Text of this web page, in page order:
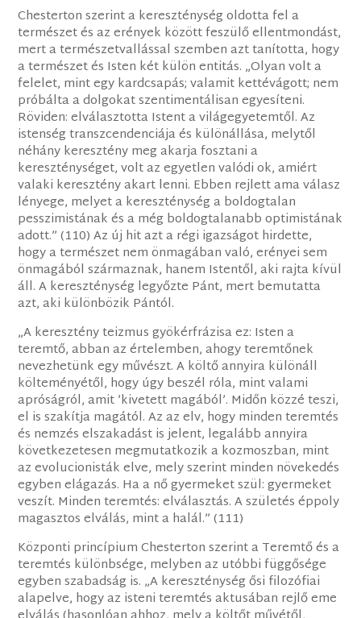
Chesterton szerint a kereszténység oldotta fel a
természet és az erények között feszülő ellentmondást,
mert a természetvallással szemben azt tanította, hogy
a természet és Isten két külön entitás. „Olyan volt a
felelet, mint egy kardcsapás; valamit kettévágott; nem
próbálta a dolgokat szentimentálisan egyesíteni.
Röviden: elválasztotta Istent a világegyetemtől. Az
istenség transzcendenciája és különállása, melytől
néhány keresztény meg akarja fosztani a
kereszténységet, volt az egyetlen valódi ok, amiért
valaki keresztény akart lenni. Ebben rejlett ama válasz
lényege, melyet a kereszténység a boldogtalan
pesszimistának és a még boldogtalanabb optimistának
adott.” (110) Az új hit azt a régi igazságot hirdette,
hogy a természet nem önmagában való, erényei sem
önmagából származnak, hanem Istentől, aki rajta kívül
áll. A kereszténység legyőzte Pánt, mert bemutatta
azt, aki különbözik Pántól.
„A keresztény teizmus gyökérfrázisa ez: Isten a
teremtő, abban az értelemben, ahogy teremtőnek
nevezhetünk egy művészt. A költő annyira különáll
költeményétől, hogy úgy beszél róla, mint valami
apróságról, amit ’kivetett magából’. Midőn közzé teszi,
el is szakítja magától. Az az elv, hogy minden teremtés
és nemzés elszakadást is jelent, legalább annyira
következetesen megmutatkozik a kozmoszban, mint
az evolucionisták elve, mely szerint minden növekedés
egyben elágazás. Ha a nő gyermeket szül: gyermeket
veszít. Minden teremtés: elválasztás. A születés éppoly
magasztos elválás, mint a halál.” (111)
Központi princípium Chesterton szerint a Teremtő és a
teremtés különbsége, melyben az utóbbi függősége
egyben szabadság is. „A kereszténység ősi filozófiai
alapelve, hogy az isteni teremtés aktusában rejlő eme